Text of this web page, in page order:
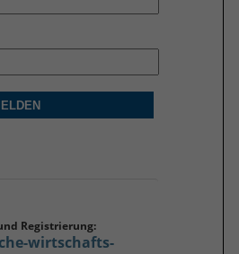
Registrierung:
wirtschafts-